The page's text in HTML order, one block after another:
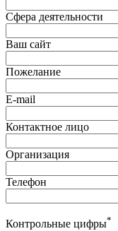
Сфера деятельности
Ваш сайт
Пожелание
E-mail
Контактное лицо
Организация
Телефон
Контрольные цифры*